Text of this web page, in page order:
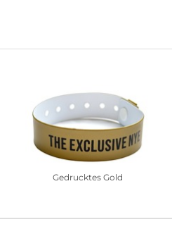
Gedrucktes Gold